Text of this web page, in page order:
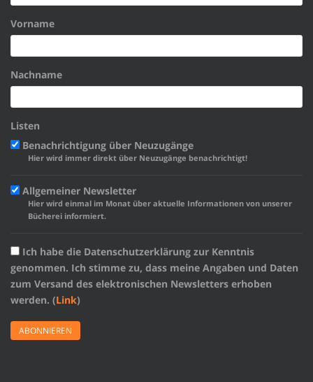
Vorname
Nachname
Listen
Benachrichtigung über Neuzugänge
Hier wird immer direkt über Neuzugänge benachrichtigt!
Allgemeiner Newsletter
Hier wird einmal im Monat über aktuelle Informationen von unserer
Bücherei informiert.
Ich habe die Datenschutzerklärung zur Kenntnis
genommen. Ich stimme zu, dass meine Angaben und Daten
zum Versand des elektronischen Newsletters erhoben
werden. (Link)